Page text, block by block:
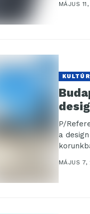
MÁJUS
P/
a
MÁJUS 7,